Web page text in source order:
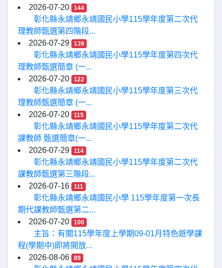
2026-07-20
144
彰化縣永靖鄉永靖國民小學115學年度第二次代
理教師甄選第四階段...
2026-07-29
139
彰化縣永靖鄉永靖國民小學115學年度第四次代
理教師甄選簡章 (一...
2026-07-20
122
彰化縣永靖鄉永靖國民小學115學年度第三次代
理教師甄選簡章 (一...
2026-07-20
115
彰化縣永靖鄉永靖國民小學115學年度第二次代
課教師 甄選簡章(一...
2026-07-29
114
彰化縣永靖鄉永靖國民小學115學年度第二次代
課教師甄選第三階段...
2026-07-16
111
彰化縣永靖鄉永靖國民小學 115學年度第一次長
期代課教師甄選第二...
2026-07-20
100
主旨：有關115學年度上學期09-01月特色遊學課
程(學期中)即將開放...
2026-08-06
89